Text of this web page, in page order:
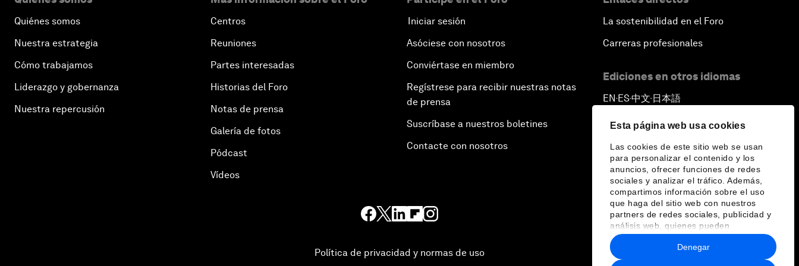
Esta página web usa cookies
Las cookies de este sitio web se usan
para personalizar el contenido y los
anuncios, ofrecer funciones de redes
sociales y analizar el tráfico. Además,
compartimos información sobre el uso
que haga del sitio web con nuestros
partners de redes sociales, publicidad y
análisis web, quienes pueden
combinarla con otra información que les
haya proporcionado o que hayan
recopilado a partir del uso que haya
Denegar
Quiénes somos
Nuestra estrategia
Cómo trabajamos
Liderazgo y gobernanza
Nuestra repercusión
Centros
Reuniones
Partes interesadas
Historias del Foro
Notas de prensa
Galería de fotos
Pódcast
Vídeos
Iniciar sesión
Asóciese con nosotros
Conviértase en miembro
Regístrese para recibir nuestras notas
de prensa
Suscríbase a nuestros boletines
Contacte con nosotros
La sostenibilidad en el Foro
Carreras profesionales
Ediciones en otros idiomas
EN ▪ ES▪中文▪ 日本語
Política de privacidad y normas de uso